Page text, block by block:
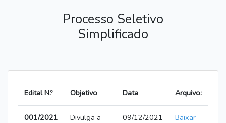
Processo Seletivo
Simplificado
Edital N.º Objetivo Data Arquivo:
001/2021
Divulga a
09/12/2021
Baixar